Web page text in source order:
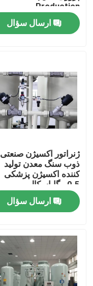
محصولات
دربارهی ما
کارخانه تور
کنترل کیفیت
تماس با ما
مولد نیتروژن PSA
Production
ارسال سؤال
ژنراتور اکسیژن صنعتی
ذوب سنگ معدن تولید
کننده اکسیژن پزشکی
0.5 مگاپاسکال
ارسال سؤال